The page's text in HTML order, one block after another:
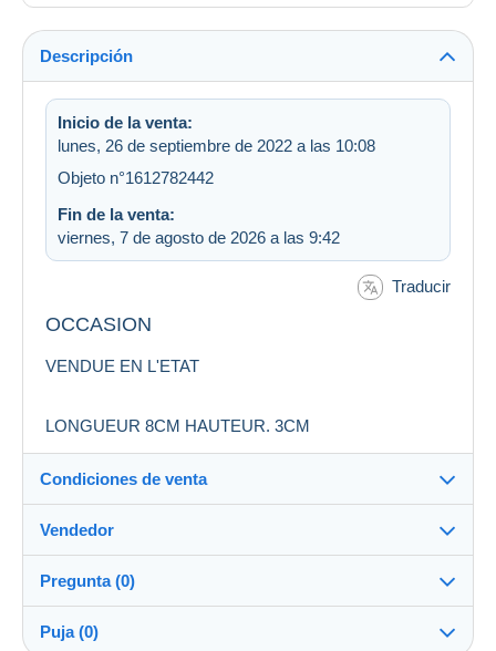
Descripción
Inicio de la venta:
lunes, 26 de septiembre de 2022 a las 10:08
Objeto n°1612782442
Fin de la venta:
viernes, 7 de agosto de 2026 a las 9:42
Traducir
OCCASION
VENDUE EN L'ETAT
LONGUEUR 8CM HAUTEUR. 3CM
Condiciones de venta
Destino:
Ver la lista de países
Entrega en persona:
Sí
Vendedor
jason2100%(1824x)
Pregunta (0)
Puja (0)